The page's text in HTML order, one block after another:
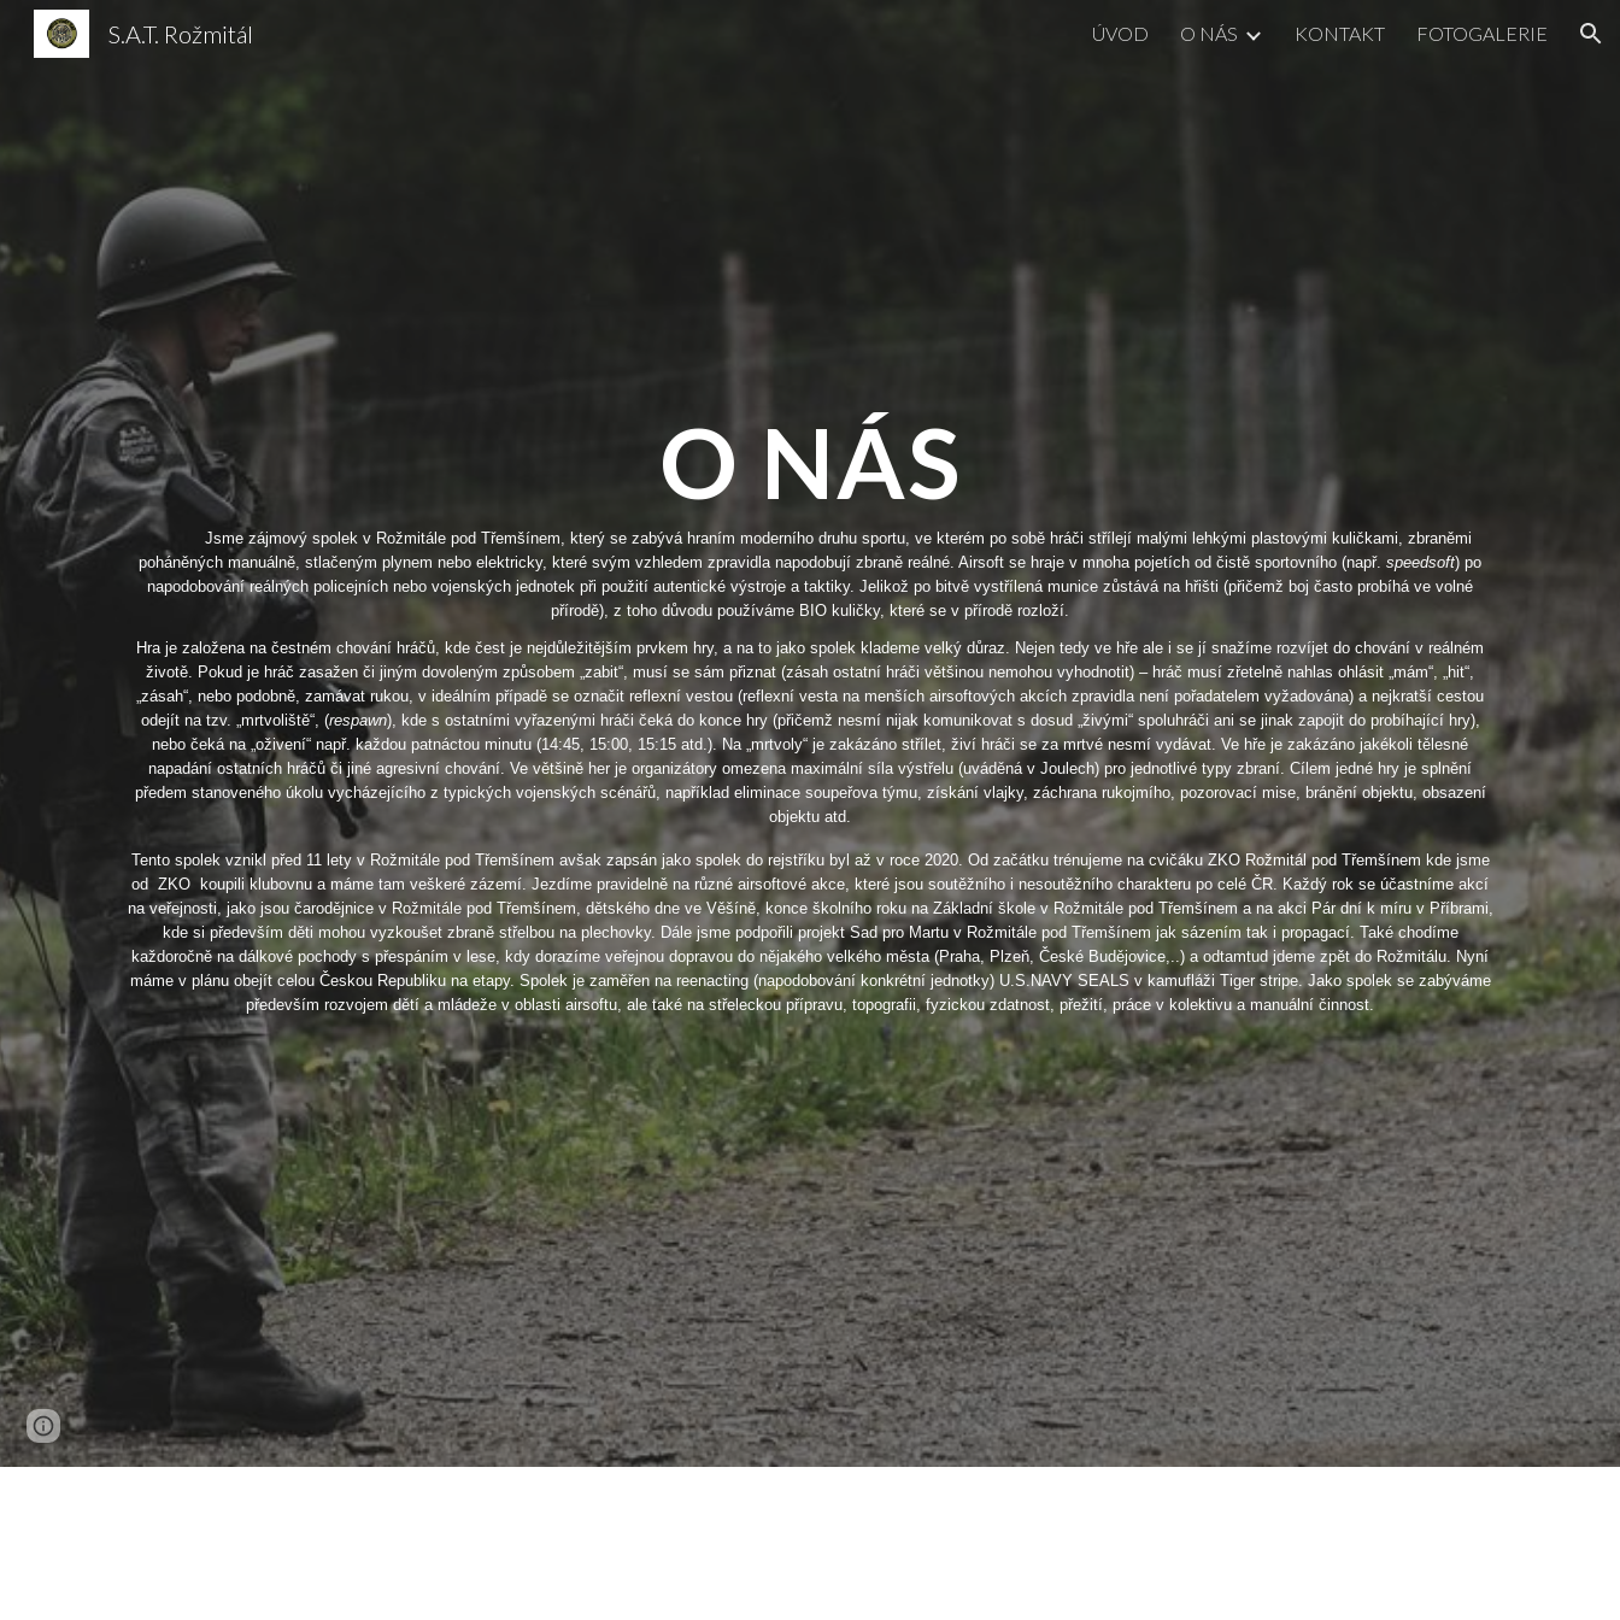
Skip to navigation
S.A.T. Rožmitál ÚVOD O NÁS KONTAKT FOTOGALERIE
O NÁS
Jsme zájmový spolek v Rožmitále pod Třemšínem, který se zabývá hraním moderního druhu sportu, ve kterém po sobě hráči střílejí malými lehkými plastovými kuličkami, zbraněmi
poháněných manuálně, stlačeným plynem nebo elektricky, které svým vzhledem zpravidla napodobují zbraně reálné. Airsoft se hraje v mnoha pojetích od čistě sportovního (např. speedsoft) po
napodobování reálných policejních nebo vojenských jednotek při použití autentické výstroje a taktiky. Jelikož po bitvě vystřílená munice zůstává na hřišti (přičemž boj často probíhá ve volné
přírodě), z toho důvodu používáme BIO kuličky, které se v přírodě rozloží.
Hra je založena na čestném chování hráčů, kde čest je nejdůležitějším prvkem hry, a na to jako spolek klademe velký důraz. Nejen tedy ve hře ale i se jí snažíme rozvíjet do chování v reálném
životě. Pokud je hráč zasažen či jiným dovoleným způsobem „zabit“, musí se sám přiznat (zásah ostatní hráči většinou nemohou vyhodnotit) – hráč musí zřetelně nahlas ohlásit „mám“, „hit“,
„zásah“, nebo podobně, zamávat rukou, v ideálním případě se označit reflexní vestou (reflexní vesta na menších airsoftových akcích zpravidla není pořadatelem vyžadována) a nejkratší cestou
odejít na tzv. „mrtvoliště“, (respawn), kde s ostatními vyřazenými hráči čeká do konce hry (přičemž nesmí nijak komunikovat s dosud „živými“ spoluhráči ani se jinak zapojit do probíhající hry),
nebo čeká na „oživení“ např. každou patnáctou minutu (14:45, 15:00, 15:15 atd.). Na „mrtvoly“ je zakázáno střílet, živí hráči se za mrtvé nesmí vydávat. Ve hře je zakázáno jakékoli tělesné
napadání ostatních hráčů či jiné agresivní chování. Ve většině her je organizátory omezena maximální síla výstřelu (uváděná v Joulech) pro jednotlivé typy zbraní. Cílem jedné hry je splnění
předem stanoveného úkolu vycházejícího z typických vojenských scénářů, například eliminace soupeřova týmu, získání vlajky, záchrana rukojmího, pozorovací mise, bránění objektu, obsazení
objektu atd.
Tento spolek vznikl před 11 lety v Rožmitále pod Třemšínem avšak zapsán jako spolek do rejstříku byl až v roce 2020. Od začátku trénujeme na cvičáku ZKO Rožmitál pod Třemšínem kde jsme
od ZKO koupili klubovnu a máme tam veškeré zázemí. Jezdíme pravidelně na různé airsoftové akce, které jsou soutěžního i nesoutěžního charakteru po celé ČR. Každý rok se účastníme akcí
na veřejnosti, jako jsou čarodějnice v Rožmitále pod Třemšínem, dětského dne ve Věšíně, konce školního roku na Základní škole v Rožmitále pod Třemšínem a na akci Pár dní k míru v Příbrami,
kde si především děti mohou vyzkoušet zbraně střelbou na plechovky. Dále jsme podpořili projekt Sad pro Martu v Rožmitále pod Třemšínem jak sázením tak i propagací. Také chodíme
každoročně na dálkové pochody s přespáním v lese, kdy dorazíme veřejnou dopravou do nějakého velkého města (Praha, Plzeň, České Budějovice,..) a odtamtud jdeme zpět do Rožmitálu. Nyní
máme v plánu obejít celou Českou Republiku na etapy. Spolek je zaměřen na reenacting (napodobování konkrétní jednotky) U.S.NAVY SEALS v kamufláži Tiger stripe. Jako spolek se zabýváme
především rozvojem dětí a mládeže v oblasti airsoftu, ale také na střeleckou přípravu, topografii, fyzickou zdatnost, přežití, práce v kolektivu a manuální činnost.
Page
updated
Google Sites Report abuse